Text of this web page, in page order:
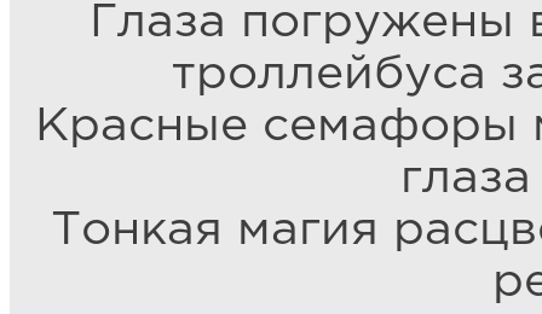
Глаза погружены
троллейбуса
Красные семафоры
Тонкая магия